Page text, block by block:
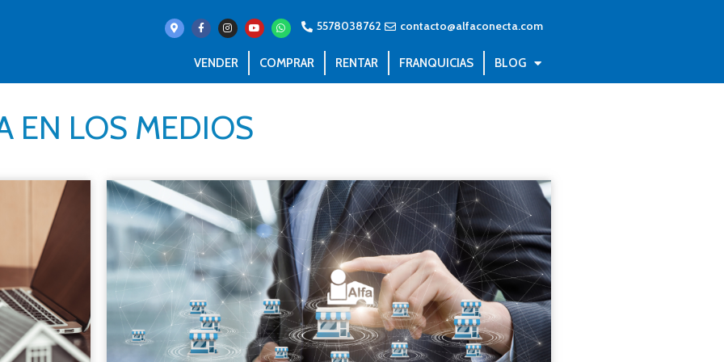
5578038762 contacto@alfaconecta.com
VENDER COMPRAR RENTAR FRANQUICIAS BLOG
EN LOS MEDIOS